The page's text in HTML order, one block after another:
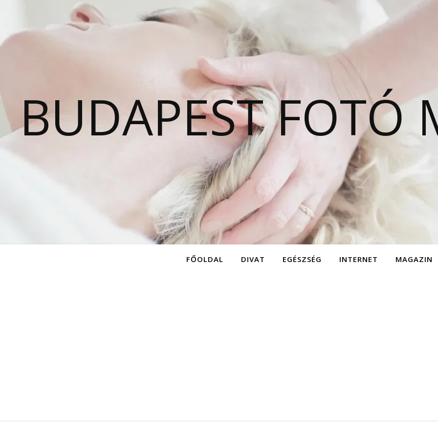
BUDAPEST FOTÓ
FŐOLDAL DIVAT EGÉSZSÉG INTERNET MAGAZIN